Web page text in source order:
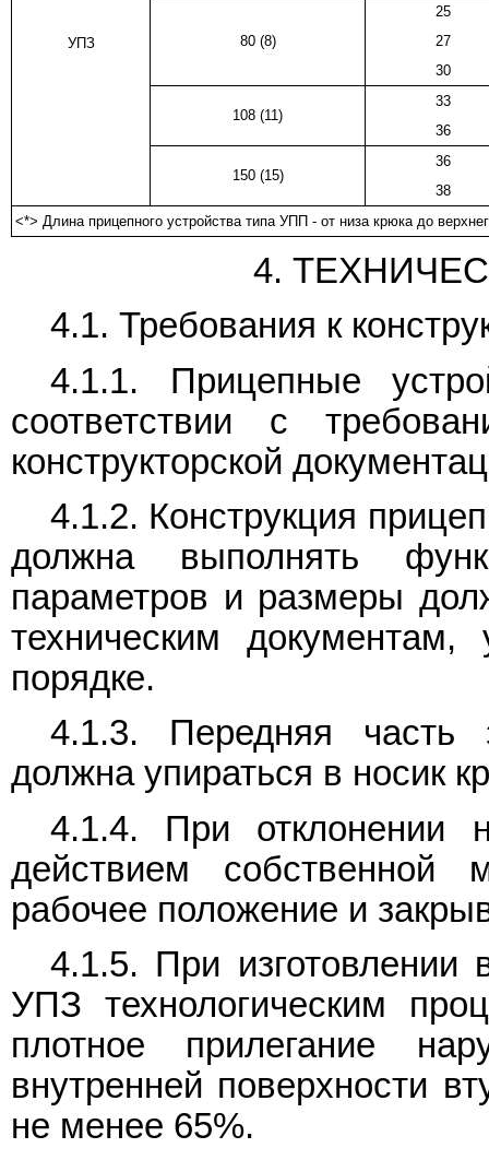
УПЗ 80 (8)
25
27
30
108 (11)
33
36
150 (15)
36
38
<*> Длина прицепного устройства типа УПП - от низа крюка до
4.
4.1. Требования к
4.1.1. Прицепные
соответствии с
конструкторской
4.1.2. Конструкция
должна выполнять
параметров и размеры
техническим
порядке.
4.1.3. Передняя часть
должна упираться в носик
4.1.4. При отклонении
действием
рабочее положение и
4.1.5. При изготовлении
УПЗ технологическим
плотное прилегание
внутренней поверхности
не менее 65%.